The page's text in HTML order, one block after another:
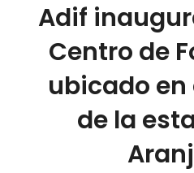
Adif
Centro de
ubicado
de la